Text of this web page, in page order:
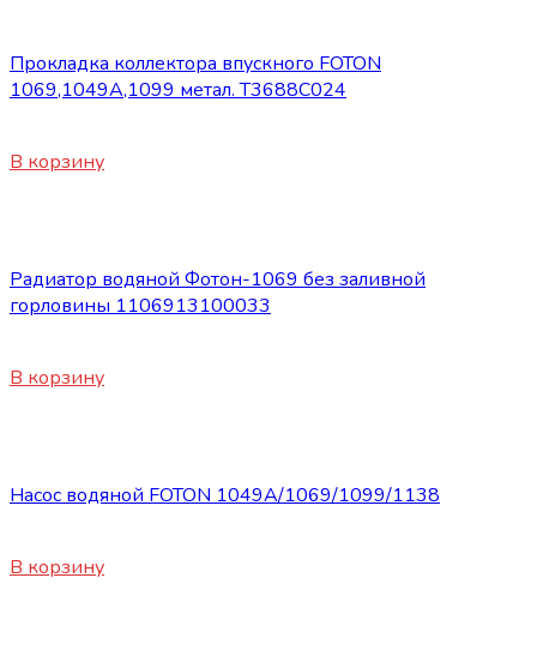
Прокладка коллектора впускного FOTON
1069,1049А,1099 метал. Т3688C024
В корзину
Радиатор водяной Фотон-1069 без заливной
горловины 1106913100033
В корзину
Насос водяной FOTON 1049А/1069/1099/1138
В корзину